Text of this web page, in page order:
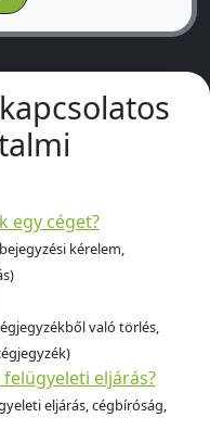
egy céget?
kérelem,
való törlés,
eljárás?
eljárás, cégbíróság,